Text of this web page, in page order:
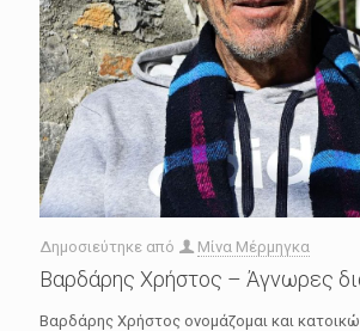
Δημοσιεύτηκε από Μίνα Μέρμηγκα
Βαρδάρης Χρήστος – Άγνωρες
Βαρδάρης Χρήστος ονομάζομαι και